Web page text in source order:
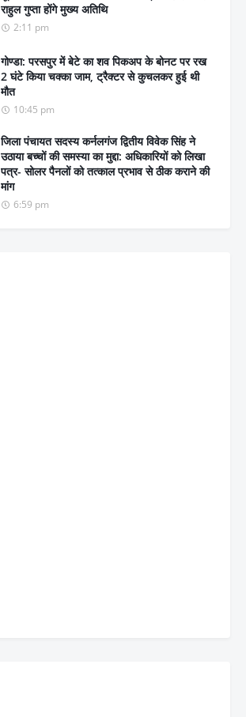
राहुल गुप्ता होंगे मुख्य अतिथि
2:11 pm
गोण्डा: परसपुर में बेटे का शव पिकअप के बोनट पर रख
2 घंटे किया चक्का जाम, ट्रैक्टर से कुचलकर हुई थी
मौत
10:45 pm
जिला पंचायत सदस्य कर्नलगंज द्वितीय विवेक सिंह ने
उठाया बच्चों की समस्या का मुद्दा: अधिकारियों को लिखा
पत्र- सोलर पैनलों को तत्काल प्रभाव से ठीक कराने की
मांग
6:59 pm